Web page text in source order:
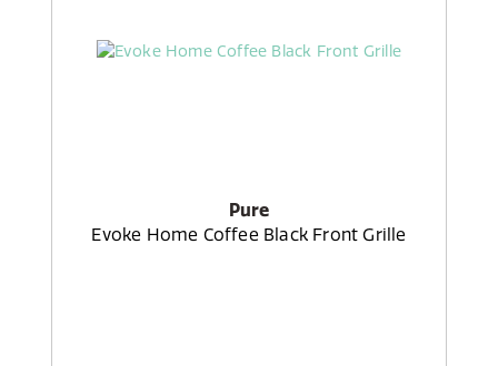
Pure
Evoke Home Coffee Black Front Grille